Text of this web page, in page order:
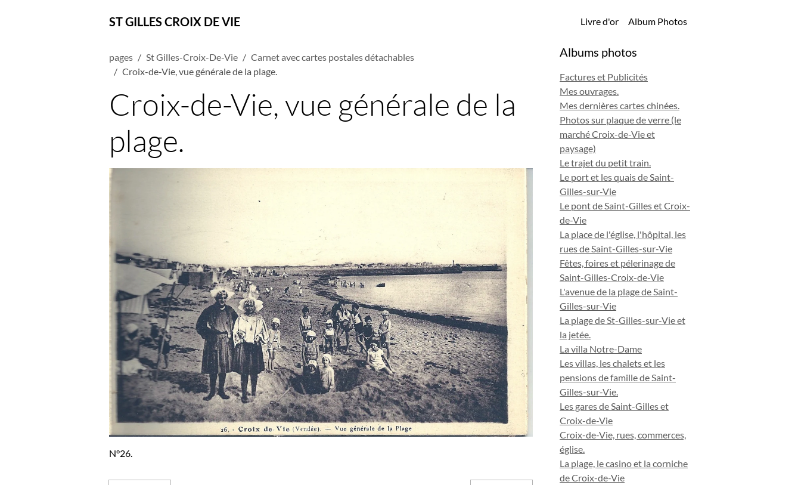
ST GILLES CROIX DE VIE Livre d'or Album Photos
pages St Gilles-Croix-De-Vie
Carnet avec cartes postales détachables
Croix-de-Vie, vue générale de la plage.
Croix-de-Vie, vue générale de la
plage.
N°26.
Albums photos
Factures et Publicités
Mes ouvrages.
Mes dernières cartes chinées.
Photos sur plaque de verre (le
marché Croix-de-Vie et
paysage)
Le trajet du petit train.
Le port et les quais de Saint-
Gilles-sur-Vie
Le pont de Saint-Gilles et Croix-
de-Vie
La place de l'église, l'hôpital, les
rues de Saint-Gilles-sur-Vie
Fêtes, foires et pélerinage de
Saint-Gilles-Croix-de-Vie
L'avenue de la plage de Saint-
Gilles-sur-Vie
La plage de St-Gilles-sur-Vie et
la jetée.
La villa Notre-Dame
Les villas, les chalets et les
pensions de famille de Saint-
Gilles-sur-Vie.
Les gares de Saint-Gilles et
Croix-de-Vie
Croix-de-Vie, rues, commerces,
église.
La plage, le casino et la corniche
de Croix-de-Vie